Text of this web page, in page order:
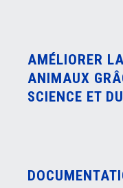
AMÉLIORER
ANIMAUX
SCIENCE ET